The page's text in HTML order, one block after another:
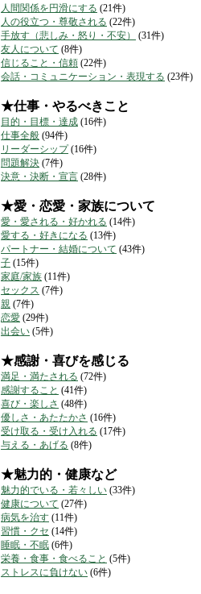
人間関係を円滑にする (21件)
人の役立つ・尊敬される (22件)
手放す（悲しみ・怒り・不安）
(31件)
友人について (8件)
信じること・信頼 (22件)
会話・コミュニケーション・表現する (23件)
★仕事・やるべきこと
目的・目標・達成 (16件)
仕事全般 (94件)
リーダーシップ(16件)
問題解決 (7件)
決意・決断・宣言 (28件)
★愛・恋愛・家族について
愛・愛される・好かれる (14件)
愛する・好きになる (13件)
パートナー・結婚について (43件)
子 (15件)
家庭/家族 (11件)
セックス (7件)
親 (7件)
恋愛 (29件)
出会い (5件)
★感謝・喜びを感じる
満足・満たされる (72件)
感謝すること (41件)
喜び・楽しさ (48件)
優しさ・あたたかさ (16件)
受け取る・受け入れる (17件)
与える・あげる (8件)
★魅力的・健康など
魅力的でいる・若々しい (33件)
健康について (27件)
病気を治す (11件)
習慣・クセ (14件)
睡眠・不眠 (6件)
栄養・食事・食べること (5件)
ストレスに負けない (6件)